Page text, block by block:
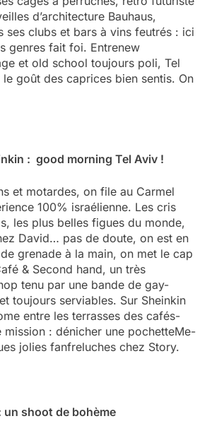
d’architecture Bauhaus,
ses clubs et bars à vins feutrés : ici
genres fait foi. Entrenew
et old school toujours poli, Tel
goût des caprices bien sentis. On
: good morning Tel Aviv !
et motardes, on file au Carmel
100% israélienne. Les cris
les plus belles figues du monde,
David… pas de doute, on est en
grenade à la main, on met le cap
& Second hand, un très
tenu par une bande de gay-
toujours serviables. Sur Sheinkin
entre les terrasses des cafés-
mission : dénicher une pochetteMe-
jolies fanfreluches chez Story.
un shoot de bohème